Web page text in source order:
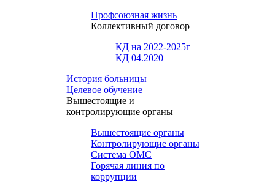
Профсоюзная жизнь
Коллективный договор
КД на 2022-2025г
КД 04.2020
История больницы
Целевое обучение
Вышестоящие и
контролирующие органы
Вышестоящие органы
Контролирующие органы
Система ОМС
Горячая линия по
коррупции